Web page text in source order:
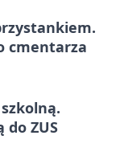
cmentarza
do ZUS